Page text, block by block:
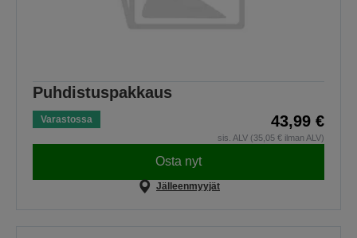
Puhdistuspakkaus
Varastossa 43,99 €
sis. ALV (35,05 € ilman ALV)
Osta nyt
Jälleenmyyjät